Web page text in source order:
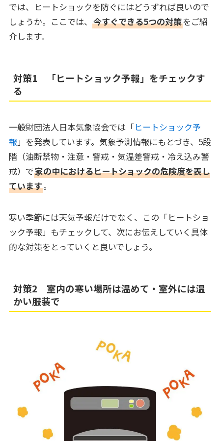
では、ヒートショックを防ぐにはどうずれば良いので
しょうか。ここでは、 今すぐできる5つの対策をご紹
介します。
対策1 「ヒートショック予報」をチェックす
る
一般財団法人日本気象協会では「ヒートショック予
報」を発表しています。気象予測情報にもとづき、5段
階（油断禁物・注意・警戒・気温差警戒・冷え込み警
戒）で家の中におけるヒートショックの危険度を表し
ています。
寒い季節には天気予報だけでなく、この「ヒートショ
ック予報」もチェックして、次にお伝えしていく具体
的な対策をとっていくと良いでしょう。
対策2 室内の寒い場所は温めて・室外には温
かい服装で